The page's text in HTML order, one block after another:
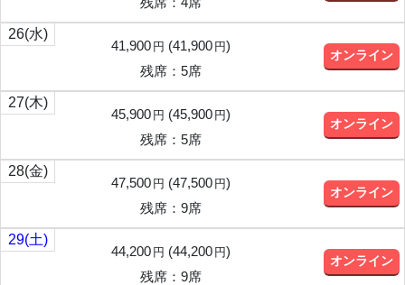
26(水)
41,900 円 (41,900 円)
残席：5席
オンライン
27(木)
45,900 円 (45,900 円)
残席：5席
オンライン
28(金)
47,500 円 (47,500 円)
残席：9席
オンライン
29(土)
44,200 円 (44,200 円)
残席：9席
オンライン